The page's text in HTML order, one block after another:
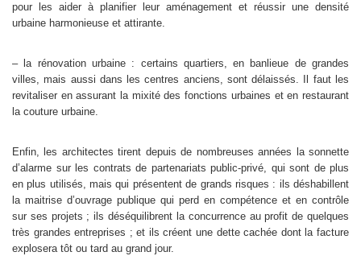
pour les aider à planifier leur aménagement et réussir une densité
urbaine harmonieuse et attirante.
– la rénovation urbaine : certains quartiers, en banlieue de grandes
villes, mais aussi dans les centres anciens, sont délaissés. Il faut les
revitaliser en assurant la mixité des fonctions urbaines et en restaurant
la couture urbaine.
Enfin, les architectes tirent depuis de nombreuses années la sonnette
d’alarme sur les contrats de partenariats public-privé, qui sont de plus
en plus utilisés, mais qui présentent de grands risques : ils déshabillent
la maitrise d’ouvrage publique qui perd en compétence et en contrôle
sur ses projets ; ils déséquilibrent la concurrence au profit de quelques
très grandes entreprises ; et ils créent une dette cachée dont la facture
explosera tôt ou tard au grand jour.